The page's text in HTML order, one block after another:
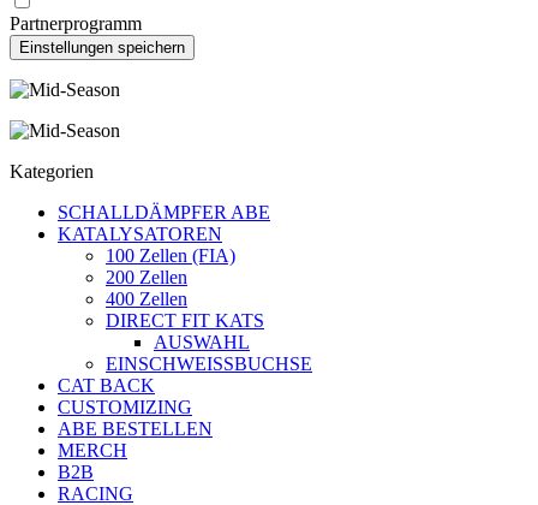
Partnerprogramm
Kategorien
SCHALLDÄMPFER ABE
KATALYSATOREN
100 Zellen (FIA)
200 Zellen
400 Zellen
DIRECT FIT KATS
AUSWAHL
EINSCHWEISSBUCHSE
CAT BACK
CUSTOMIZING
ABE BESTELLEN
MERCH
B2B
RACING